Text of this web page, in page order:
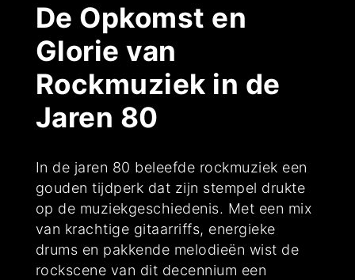
De Opkomst en
Glorie van
Rockmuziek in de
Jaren 80
In de jaren 80 beleefde rockmuziek een
gouden tijdperk dat zijn stempel drukte
op de muziekgeschiedenis. Met een mix
van krachtige gitaarriffs, energieke
drums en pakkende melodieën wist de
rockscene van dit decennium een